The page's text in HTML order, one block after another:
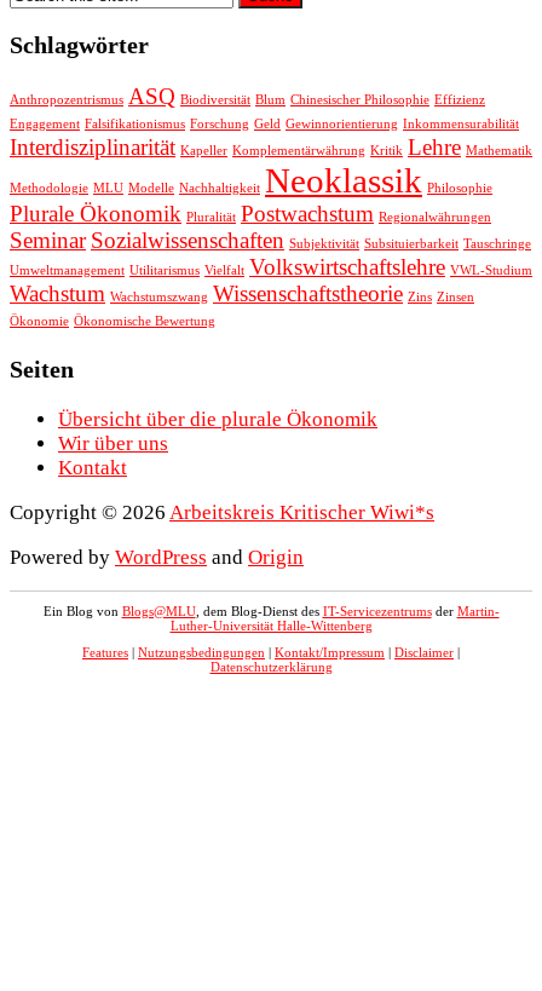
Schlagwörter
Anthropozentrismus ASQ Biodiversität Blum Chinesischer Philosophie Effizienz
Engagement Falsifikationismus Forschung Geld Gewinnorientierung Inkommensurabilität
Interdisziplinarität Kapeller Komplementärwährung Kritik Lehre Mathematik
Methodologie MLU Modelle Nachhaltigkeit Neoklassik Philosophie
Plurale Ökonomik Pluralität Postwachstum Regionalwährungen
Seminar Sozialwissenschaften Subjektivität Subsituierbarkeit Tauschringe
Umweltmanagement Utilitarismus Vielfalt Volkswirtschaftslehre VWL-Studium
Wachstum Wachstumszwang Wissenschaftstheorie Zins Zinsen
Ökonomie Ökonomische Bewertung
Seiten
Übersicht über die plurale Ökonomik
Wir über uns
Kontakt
Copyright © 2026 Arbeitskreis Kritischer Wiwi*s
Powered by WordPress and Origin
Ein Blog von Blogs@MLU, dem Blog-Dienst des IT-Servicezentrumsder Martin-
Luther-Universität Halle-Wittenberg
Features | Nutzungsbedingungen | Kontakt/Impressum | Disclaimer |
Datenschutzerklärung